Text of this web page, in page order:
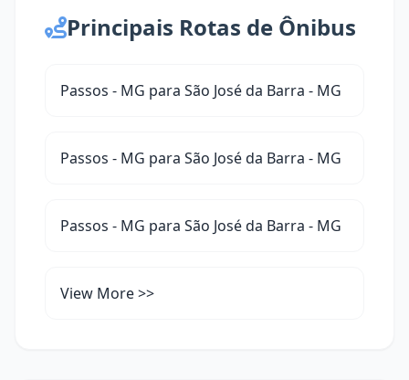
Principais Rotas de Ônibus
Passos - MG para São José da Barra - MG
Passos - MG para São José da Barra - MG
Passos - MG para São José da Barra - MG
View More >>